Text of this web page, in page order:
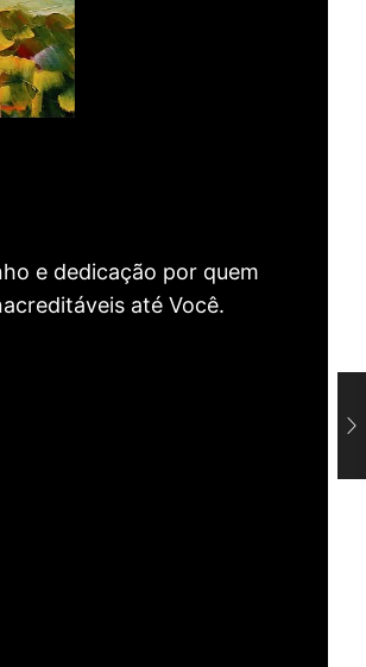
e dedicação por quem
até Você.